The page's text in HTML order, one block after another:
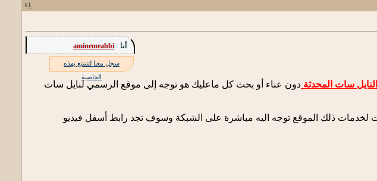
1
أنا :aminemrabbi
سجل معنا لتتمتع بهذه
الخاصية
سات المحدثة دون عناء أو بحث كل ماعليك هو توجه إلى موقع الرسمي لنايل سات
لخدمات ذلك الموقع توجه اليه مباشرة على الشبكة وسوف تجد رابط أسفل فيديو